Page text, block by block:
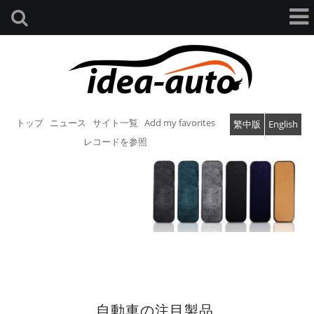
トップ ニュース サイト一覧 Add my favorites 繁中版
English
レコードを参照
自動車の注目製品